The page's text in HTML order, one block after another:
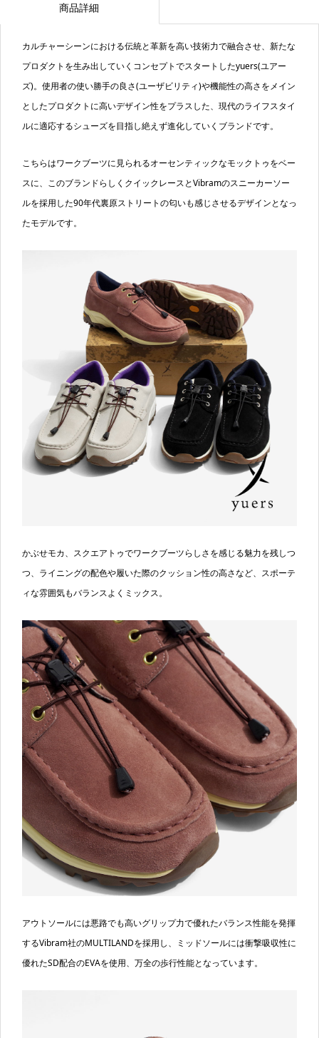
商品詳細
カルチャーシーンにおける伝統と革新を高い技術力で融合させ、新たな
プロダクトを生み出していくコンセプトでスタートしたyuers(ユアー
ズ)。使用者の使い勝手の良さ(ユーザビリティ)や機能性の高さをメイン
としたプロダクトに高いデザイン性をプラスした、現代のライフスタイ
ルに適応するシューズを目指し絶えず進化していくブランドです。
こちらはワークブーツに見られるオーセンティックなモックトゥをベー
スに、このブランドらしくクイックレースとVibramのスニーカーソー
ルを採用した90年代裏原ストリートの匂いも感じさせるデザインとなっ
たモデルです。
かぶせモカ、スクエアトゥでワークブーツらしさを感じる魅力を残しつ
つ、ライニングの配色や履いた際のクッション性の高さなど、スポーテ
ィな雰囲気もバランスよくミックス。
アウトソールには悪路でも高いグリップ力で優れたバランス性能を発揮
するVibram社のMULTILANDを採用し、ミッドソールには衝撃吸収性に
優れたSD配合のEVAを使用、万全の歩行性能となっています。